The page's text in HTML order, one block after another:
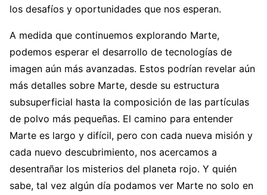
los desafíos y oportunidades que nos esperan.
A medida que continuemos explorando Marte,
podemos esperar el desarrollo de tecnologías de
imagen aún más avanzadas. Estos podrían revelar aún
más detalles sobre Marte, desde su estructura
subsuperficial hasta la composición de las partículas
de polvo más pequeñas. El camino para entender
Marte es largo y difícil, pero con cada nueva misión y
cada nuevo descubrimiento, nos acercamos a
desentrañar los misterios del planeta rojo. Y quién
sabe, tal vez algún día podamos ver Marte no solo en